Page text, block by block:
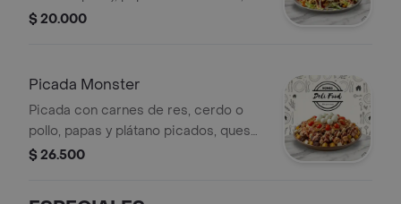
plátano picado, queso, jamón,
$ 20.000
Picada Monster
Picada con carnes de res, cerdo o
pollo, papas y plátano picados, queso,
jamón, lechuga, tomate, cebolla grille,
$ 26.500